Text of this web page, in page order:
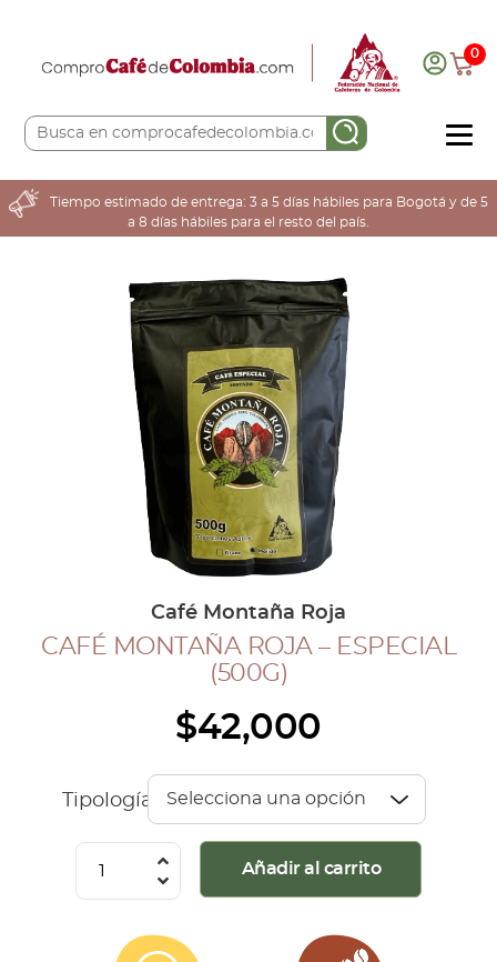
0
COMPRA AQUÍ
COLOMBIA CAFETERA
COLECCIÓN CAFETERA
INGRESAR
Cerrar Sesión
Tiempo estimado de entrega: 3 a 5 días hábiles para Bogotá y de 5
a 8 días hábiles para el resto del país.
Café Montaña Roja
CAFÉ MONTAÑA ROJA – ESPECIAL
(500G)
$42,000
Tipología
Añadir al carrito